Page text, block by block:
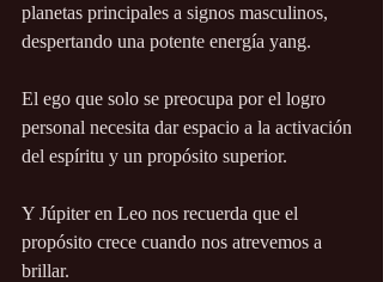
planetas principales a signos masculinos,
despertando una potente energía yang.
El ego que solo se preocupa por el logro
personal necesita dar espacio a la activación
del espíritu y un propósito superior.
Y Júpiter en Leo nos recuerda que el
propósito crece cuando nos atrevemos a
brillar.